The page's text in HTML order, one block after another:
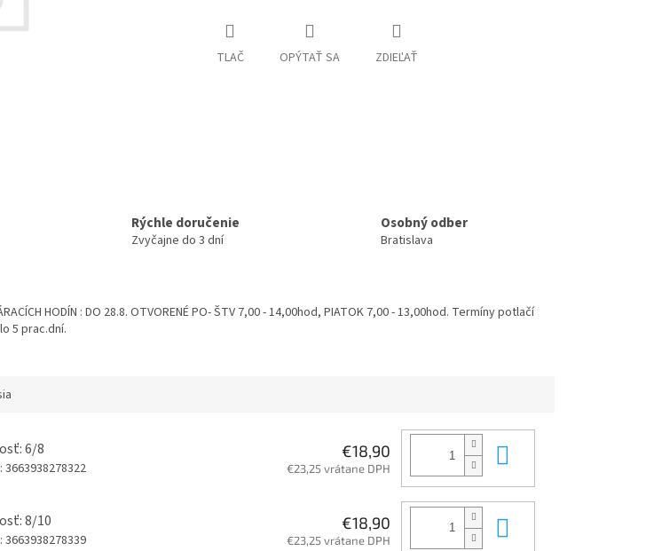
TLAČ OPÝTAŤ SA ZDIEĽAŤ
Rýchle doručenie
Zvyčajne do 3 dní
Osobný odber
Bratislava
HODÍN : DO 28.8. OTVORENÉ PO- ŠTV 7,00 - 14,00hod, PIATOK 7,00 - 13,00hod. Termíny potlačí
5 prac.dní.
6/8
3663938278322
€18,90
€23,25 vrátane DPH
8/10
3663938278339
€18,90
€23,25 vrátane DPH